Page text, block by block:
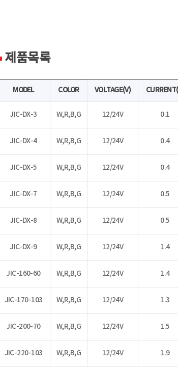
제품목록
MODEL COLOR VOLTAGE(V)
JIC-DX-3 W,R,B,G 12/24V 0.1
JIC-DX-4 W,R,B,G 12/24V 0.4
JIC-DX-5 W,R,B,G 12/24V 0.4
JIC-DX-7 W,R,B,G 12/24V 0.5
JIC-DX-8 W,R,B,G 12/24V 0.5
JIC-DX-9 W,R,B,G 12/24V 1.4
JIC-160-60 W,R,B,G 12/24V 1.4
JIC-170-103 W,R,B,G 12/24V 1.3
JIC-200-70 W,R,B,G 12/24V 1.5
JIC-220-103 W,R,B,G 12/24V 1.9